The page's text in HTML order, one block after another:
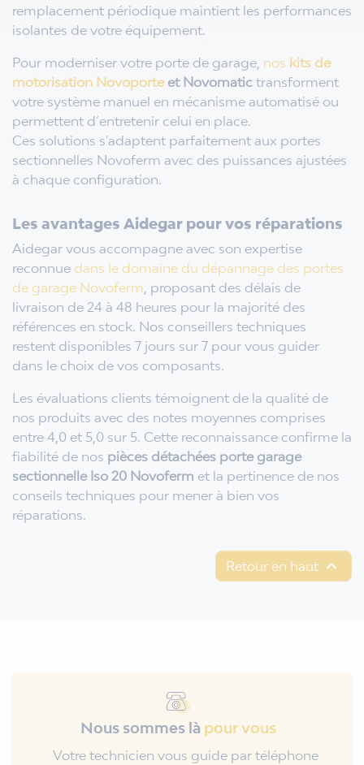
remplacement périodique maintient les performances
isolantes de votre équipement.
Pour moderniser votre porte de garage, nos kits de
motorisation Novoporteet Novomatic transforment
votre système manuel en mécanisme automatisé ou
permettent d’entretenir celui en place.
Ces solutions s'adaptent parfaitement aux portes
sectionnelles Novoferm avec des puissances ajustées
à chaque configuration.
Les avantages Aidegar pour vos réparations
Aidegar vous accompagne avec son expertise
reconnue dans le domaine du dépannage des portes
de garage Novoferm , proposant des délais de
livraison de 24 à 48 heures pour la majorité des
références en stock. Nos conseillers techniques
restent disponibles 7 jours sur 7 pour vous guider
dans le choix de vos composants.
Les évaluations clients témoignent de la qualité de
nos produits avec des notes moyennes comprises
entre 4,0 et 5,0 sur 5. Cette reconnaissance confirme la
fiabilité de nos pièces détachées porte garage
sectionnelle Iso 20 Novoferm et la pertinence de nos
conseils techniques pour mener à bien vos
réparations.
Retour en haut 
Nous sommes là pour vous
Votre technicien vous guide par téléphone